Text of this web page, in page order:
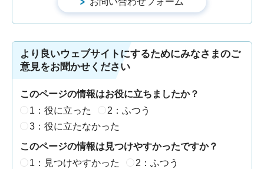
より良いウェブサイトにするためにみなさまのご
意見をお聞かせください
このページの情報はお役に立ちましたか？
1：役に立った
2：ふつう
3：役に立たなかった
このページの情報は見つけやすかったですか？
1：見つけやすかった
2：ふつう